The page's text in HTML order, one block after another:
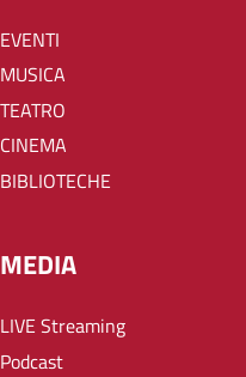
EVENTI
MUSICA
TEATRO
CINEMA
BIBLIOTECHE
MEDIA
LIVE Streaming
Podcast